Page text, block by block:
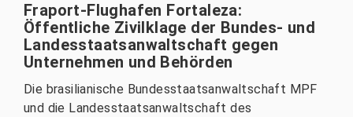
Fraport-Flughafen Fortaleza:
Öffentliche Zivilklage der Bundes- und
Landesstaatsanwaltschaft gegen
Unternehmen und Behörden
Die brasilianische Bundesstaatsanwaltschaft MPF
und die Landesstaatsanwaltschaft des